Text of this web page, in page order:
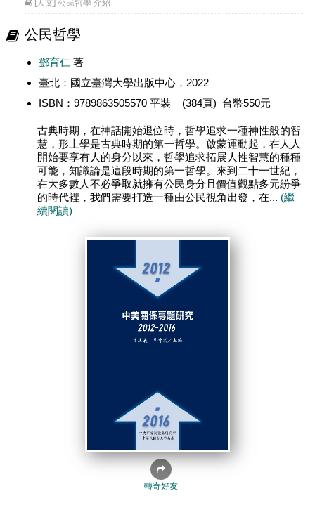
[人文] 公民哲學 介紹
公民哲學
鄧育仁 著
臺北：國立臺灣大學出版中心，2022
ISBN：9789863505570 平裝 (384頁) 台幣550元
古典時期，在神話開始退位時，哲學追求一種神性般的智
慧，形上學是古典時期的第一哲學。啟蒙運動起，在人人
開始要享有人的身分以來，哲學追求拓展人性智慧的種種
可能，知識論是這段時期的第一哲學。來到二十一世紀，
在大多數人不必爭取就擁有公民身分且價值觀點多元紛爭
的時代裡，我們需要打造一種由公民視角出發，在... (繼
續閱讀)
轉寄好友